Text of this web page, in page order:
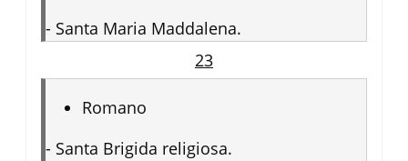
- Santa Maria Maddalena.
23
Romano
- Santa Brigida religiosa.